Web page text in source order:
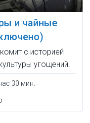
и чайные
с историей
угощений.
30 мин.